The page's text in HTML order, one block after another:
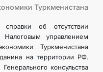
Туркменистана
об отсутствии
Налоговым управлением
Туркменистана
на территории РФ,
консульства